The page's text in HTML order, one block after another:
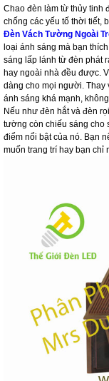
Chao đèn làm từ thủy tinh
chống các yếu tố thời tiết,
Đèn Vách Tường Ngoài
loại ánh sáng mà bạn
sáng lấp lánh từ đèn phát
hay ngoài nhà đều được.
dàng cho mọi người. Thay
ánh sáng khá mạnh,
Nếu như đèn hắt và đèn
tường còn chiếu sáng cho
điểm nổi bật của nó. Bạn
muốn trang trí hay bạn chỉ